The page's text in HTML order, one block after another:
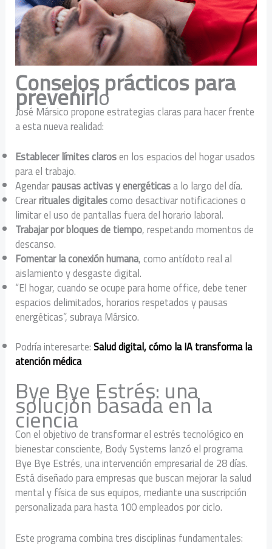
Consejos prácticos para
prevenirlo
José Mársico propone estrategias claras para hacer frente
a esta nueva realidad:
Establecer límites clarosen los espacios del hogar usados
para el trabajo.
Agendarpausas activas y energéticasa lo largo del día.
Crearrituales digitalescomo desactivar notificaciones o
limitar el uso de pantallas fuera del horario laboral.
Trabajar por bloques de tiempo, respetando momentos de
descanso.
Fomentar la conexión humana, como antídoto real al
aislamiento y desgaste digital.
“El hogar, cuando se ocupe para home office, debe tener
espacios delimitados, horarios respetados y pausas
energéticas”, subraya Mársico.
Podría interesarte:Salud digital, cómo la IA transforma la
atención médica
Bye Bye Estrés: una
solución basada en la
ciencia
Con el objetivo de transformar el estrés tecnológico en
bienestar consciente, Body Systems lanzó el programa
Bye Bye Estrés, una intervención empresarial de 28 días.
Está diseñado para empresas que buscan mejorar la salud
mental y física de sus equipos, mediante una suscripción
personalizada para hasta 100 empleados por ciclo.
Este programa combina tres disciplinas fundamentales: